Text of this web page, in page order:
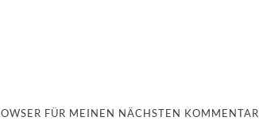
FÜR MEINEN NÄCHSTEN KOMMENTAR